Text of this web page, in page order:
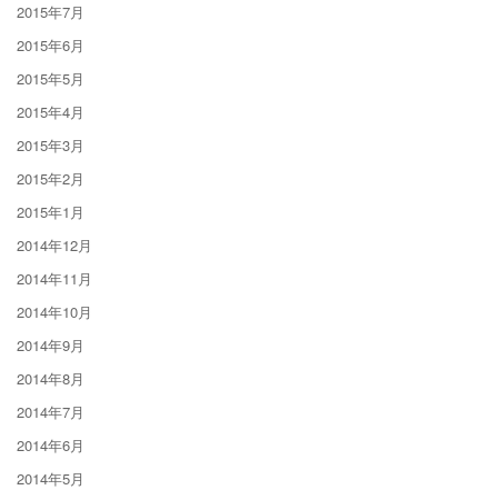
2015年7月
2015年6月
2015年5月
2015年4月
2015年3月
2015年2月
2015年1月
2014年12月
2014年11月
2014年10月
2014年9月
2014年8月
2014年7月
2014年6月
2014年5月